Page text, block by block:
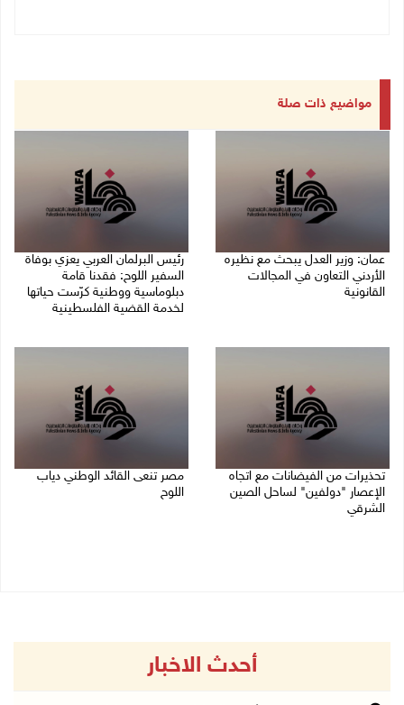
مواضيع ذات صلة
عمان: وزير العدل يبحث مع نظيره
الأردني التعاون في المجالات
القانونية
رئيس البرلمان العربي يعزي بوفاة
السفير اللوح: فقدنا قامة
دبلوماسية ووطنية كرّست حياتها
لخدمة القضية الفلسطينية
تحذيرات من الفيضانات مع اتجاه
الإعصار "دولفين" لساحل الصين
الشرقي
مصر تنعى القائد الوطني دياب
اللوح
أحدث الاخبار